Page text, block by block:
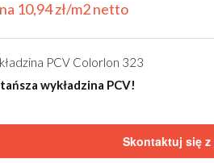
10,94 zł/m2 netto
PCV Colorlon 323
wykładzina PCV!
Skontaktuj się z